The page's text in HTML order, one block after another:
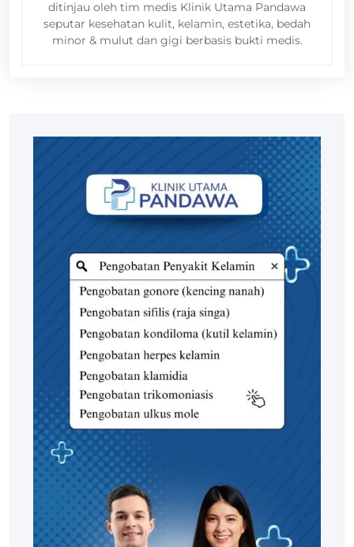
ditinjau oleh tim medis Klinik Utama Pandawa
seputar kesehatan kulit, kelamin, estetika, bedah
minor & mulut dan gigi berbasis bukti medis.